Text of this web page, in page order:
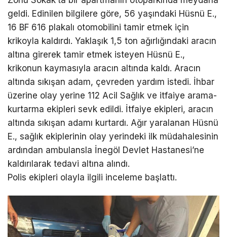
geldi. Edinilen bilgilere göre, 56 yaşındaki Hüsnü E.,
16 BF 616 plakalı otomobilini tamir etmek için
krikoyla kaldırdı. Yaklaşık 1,5 ton ağırlığındaki aracın
altına girerek tamir etmek isteyen Hüsnü E.,
krikonun kaymasıyla aracın altında kaldı. Aracın
altında sıkışan adam, çevreden yardım istedi. İhbar
üzerine olay yerine 112 Acil Sağlık ve itfaiye arama-
kurtarma ekipleri sevk edildi. İtfaiye ekipleri, aracın
altında sıkışan adamı kurtardı. Ağır yaralanan Hüsnü
E., sağlık ekiplerinin olay yerindeki ilk müdahalesinin
ardından ambulansla İnegöl Devlet Hastanesi’ne
kaldırılarak tedavi altına alındı.
Polis ekipleri olayla ilgili inceleme başlattı.